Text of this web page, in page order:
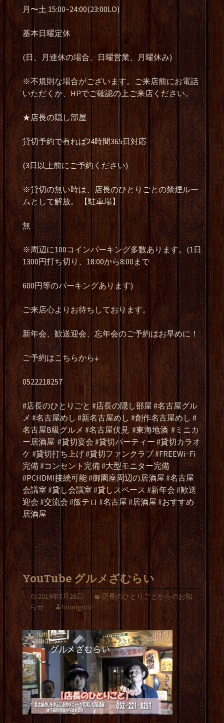
月〜土 15:00~24:00(23:00LO)
基本日曜定休
(日、月連休の場合、日曜営業、月曜休み)
※不規則な場合がございます。ご来店前にお電話
いただくか、HPでご確認の上ご来店ください。
★店長の隠し部屋
貸切予約で有れば24時間365日対応
(3日以上前にご予約ください)
※貸切の無い時は、店長のひとりごとの禁煙ルー
ムとして解放。 【駐車場】
無
※周辺に100コインパーキング多数あります。(1日
1300円打ち切り、18:00から8:00まで
600円等のパーキングあります)
ご来店心よりお待ちしております。
新年会、歓送迎会、忘年会のご予約はお早めに！
ご予約はこちらから↓
0522218257
#店長のひとりごと #店長の隠し部屋 #名古屋グル
メ #名古屋めし #新名古屋めし #創作名古屋めし #
名古屋B級グルメ #名古屋伏見 #東海地酒 #ミニカ
ー居酒屋 #貸切宴会 #貸切パーティー #貸切カラオ
ケ #貸切打ち上げ #貸切ファンクラブ #FREEWi−Fi
完備 #コンセント完備 #大型モニター完備
#PCHDMI接続可能 #御園座周辺の居酒屋 #名古屋
会議室 #貸し会議室 #貸しスペース #新年会 #歓送
迎会 #交流会 #飯テロ #名古屋 #居酒屋 #おすすめ
居酒屋
YouTube グルメざむらい
2019年5月28日
店長のひとりごとからのお知
らせ
hitorigoto